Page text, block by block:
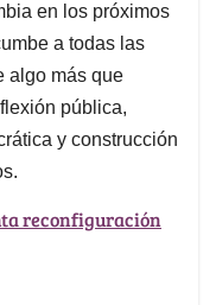
en los próximos
a todas las
algo más que
pública,
y construcción
reconfiguración